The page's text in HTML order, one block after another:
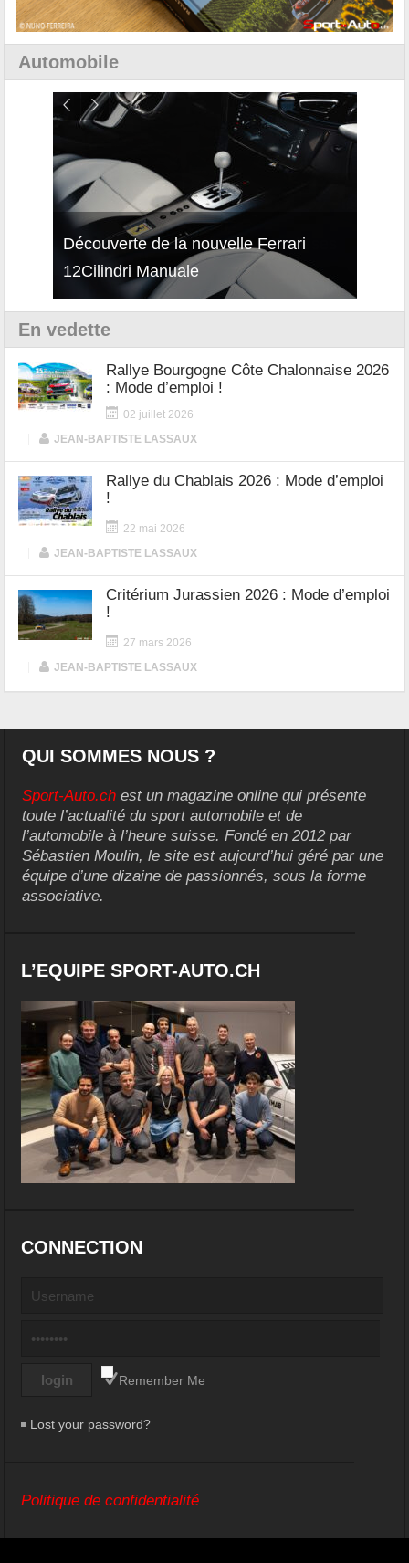
Automobile
Découverte de la nouvelle Ferrari
12Cilindri Manuale
En vedette
Rallye Bourgogne Côte Chalonnaise 2026
: Mode d’emploi !
02 juillet 2026
JEAN-BAPTISTE LASSAUX
Rallye du Chablais 2026 : Mode d’emploi
!
22 mai 2026
JEAN-BAPTISTE LASSAUX
Critérium Jurassien 2026 : Mode d’emploi
!
27 mars 2026
JEAN-BAPTISTE LASSAUX
QUI SOMMES NOUS ?
Sport-Auto.ch est un magazine online qui présente
toute l’actualité du sport automobile et de
l’automobile à l’heure suisse. Fondé en 2012 par
Sébastien Moulin, le site est aujourd’hui géré par une
équipe d’une dizaine de passionnés, sous la forme
associative.
L’EQUIPE SPORT-AUTO.CH
CONNECTION
Remember Me
Lost your password?
Politique de confidentialité